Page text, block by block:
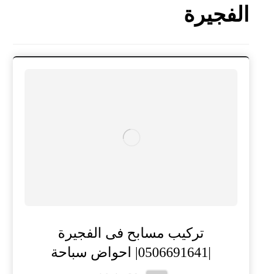
الفجيرة
تركيب مسابح فى الفجيرة
|0506691641| احواض سباحة